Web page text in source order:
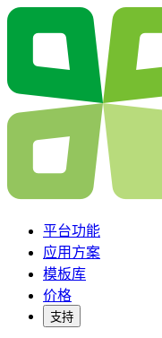
平台功能
应用方案
模板库
价格
支持